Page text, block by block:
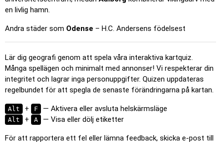
Klicka på… (utan gränser)
Flervalsfrågor: Välj rätt alternativ av fyra genom att klicka
eller trycka på tangenterna 1–4.
Skriv fritt: Skriv platsernas namn i valfri ordning; de
Skriv : Skriv namnet på den markerade platsen.
en livlig hamn.
Andra städer som Odense – H.C. Andersens födelsest
Lär dig geografi genom att spela våra interaktiva kartquiz.
Många spellägen och minimalt med annonser! Vi respekterar din
integritet och lagrar inga personuppgifter. Quizen uppdateras
regelbundet för att spegla de senaste förändringarna på kartan.
Alt + F — Aktivera eller avsluta helskärmsläge
Alt + A — Visa eller dölj etiketter
För att rapportera ett fel eller lämna feedback, skicka e-post till